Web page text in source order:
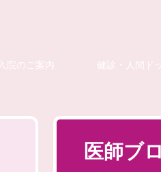
入院のご案内 健診・人間ド
医師ブ